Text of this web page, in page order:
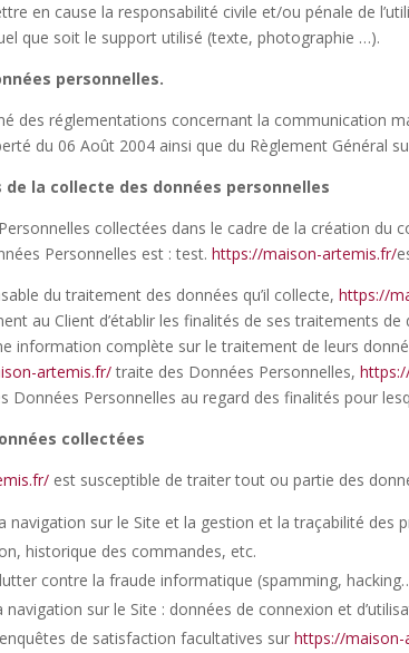
en cause la responsabilité civile et/ou pénale de
que soit le support utilisé (texte, photographie …).
personnelles.
des réglementations concernant la communication
du 06 Août 2004 ainsi que du Règlement Général
de la collecte des données personnelles
collectées dans le cadre de la création du
Personnelles est : test.https://maison-artemis.fr/
du traitement des données qu’il collecte,https://
au Client d’établir les finalités de ses traitements
information complète sur le traitement de leurs
artemis.fr/traite des Données Personnelles,
Données Personnelles au regard des finalités pour
collectées
est susceptible de traiter tout ou partie des
navigation sur le Site et la gestion et la traçabilité des
historique des commandes, etc.
contre la fraude informatique (spamming,
sur le Site : données de connexion et
de satisfaction facultatives surhttps://